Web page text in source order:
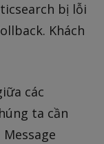
bị lỗi
Khách
các
ta cần